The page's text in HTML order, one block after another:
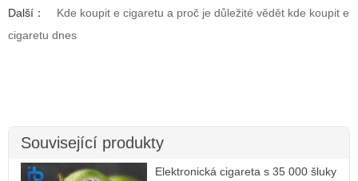
Další：
Kde koupit e cigaretu a proč je důležité vědět kde koupit e
cigaretu dnes
Související produkty
Elektronická cigareta s 35 000 šluky